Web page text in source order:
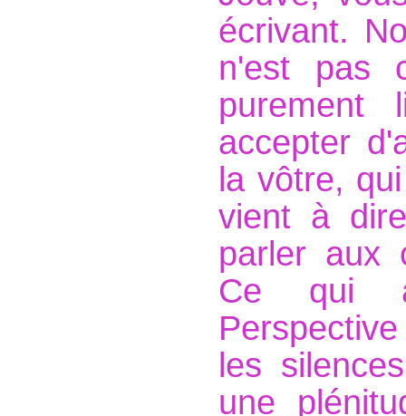
écrivant.
n'est pas
purement
accepter
la vôtre,
vient à
parler aux
Ce qui
les
une